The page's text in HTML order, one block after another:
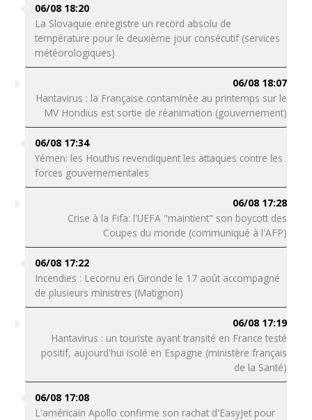
06/08 18:20
La Slovaquie enregistre un record absolu de
température pour le deuxième jour consécutif (services
météorologiques)
06/08 18:07
Hantavirus : la Française contaminée au printemps sur le
MV Hondius est sortie de réanimation (gouvernement)
06/08 17:34
Yémen: les Houthis revendiquent les attaques contre les
forces gouvernementales
06/08 17:28
Crise à la Fifa: l'UEFA "maintient" son boycott des
Coupes du monde (communiqué à l'AFP)
06/08 17:22
Incendies : Lecornu en Gironde le 17 août accompagné
de plusieurs ministres (Matignon)
06/08 17:19
Hantavirus : un touriste ayant transité en France testé
positif, aujourd'hui isolé en Espagne (ministère français
de la Santé)
06/08 17:08
L'américain Apollo confirme son rachat d'EasyJet pour